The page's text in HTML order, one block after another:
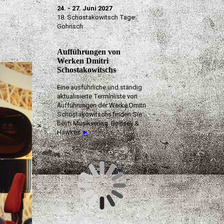
24. - 27. Juni 2027
18. Schostakowitsch Tage
Gohrisch
Aufführungen von
Werken Dmitri
Schostakowitschs
Eine ausführliche und ständig
aktualisierte Terminliste von
Aufführungen der Werke Dmitri
Schostakowitschs finden Sie
beim Musikverlag Boosey &
Hawkes►